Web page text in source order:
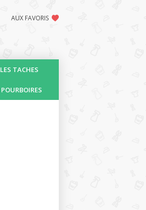
AUX FAVORIS
LES TACHES
POURBOIRES